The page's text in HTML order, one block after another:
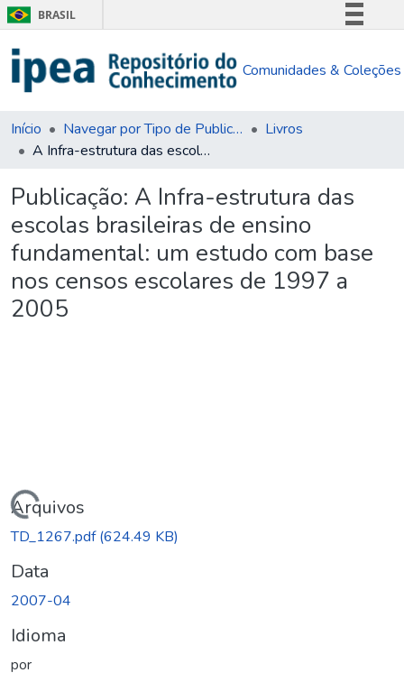
BRASIL
Comunica BR
Acesso à informação
Comunidades & Coleções
Início Navegar por Tipo de Publicação
Livros
A Infra-estrutura das escolas brasileiras de ensino fundamental: um estudo com base nos censos escolares de 1997 a 2005
Publicação: A Infra-estrutura das
escolas brasileiras de ensino
fundamental: um estudo com base
nos censos escolares de 1997 a
2005
Arquivos
TD_1267.pdf(624.49 KB)
Data
2007-04
Idioma
por